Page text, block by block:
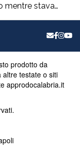
mentre stava
nel comune
Procura guidata
che
prodotto da
altre testate o siti
approdocalabria.it